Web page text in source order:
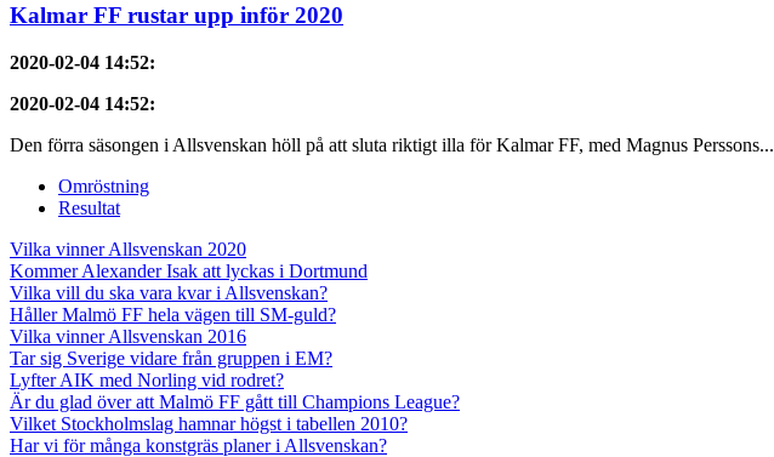
Kalmar FF rustar upp inför 2020
2020-02-04 14:52:
2020-02-04 14:52:
Den förra säsongen i Allsvenskan höll på att sluta riktigt illa för Kalmar FF, med Magnus Perssons...
Omröstning
Resultat
Vilka vinner Allsvenskan 2020
Kommer Alexander Isak att lyckas i Dortmund
Vilka vill du ska vara kvar i Allsvenskan?
Håller Malmö FF hela vägen till SM-guld?
Vilka vinner Allsvenskan 2016
Tar sig Sverige vidare från gruppen i EM?
Lyfter AIK med Norling vid rodret?
Är du glad över att Malmö FF gått till Champions League?
Vilket Stockholmslag hamnar högst i tabellen 2010?
Har vi för många konstgräs planer i Allsvenskan?